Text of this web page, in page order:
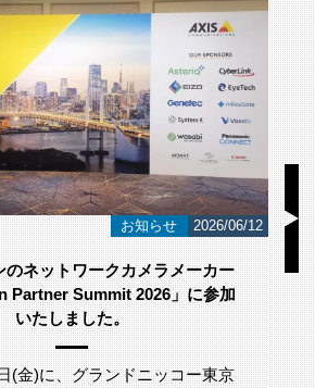
お知らせ 2026/06/12
のネットワークカメラメーカー
Partner Summit 2026」に参加
いたしました。
(金)に、グランドニッコー東京